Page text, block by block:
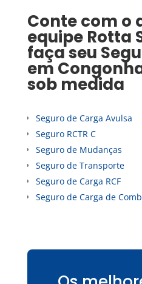
Conte com o
equipe Rotta
faça seu
em
sob medida
Seguro de Carga Avulsa
Seguro RCTR C
Seguro de Mudanças
Seguro de Transporte
Seguro de Carga RCF
Seguro de Carga de